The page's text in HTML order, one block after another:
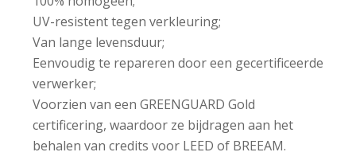
UV-resistent tegen verkleuring;
Van lange levensduur;
Eenvoudig te repareren door een gecertificeerde
verwerker;
Voorzien van een GREENGUARD Gold
certificering, waardoor ze bijdragen aan het
behalen van credits voor LEED of BREEAM.